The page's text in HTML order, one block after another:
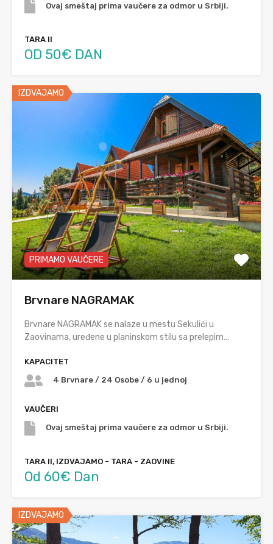
Ovaj smeštaj prima vaučere za odmor u Srbiji.
TARA II
OD 50€ DAN
IZDVAJAMO
PRIMAMO VAUČERE
Brvnare NAGRAMAK
Brvnare NAGRAMAK se nalaze u mestu Sekulići u
Zaovinama, uređene u planinskom stilu sa prelepim…
KAPACITET
4 Brvnare / 24 Osobe / 6 u jednoj
VAUČERI
Ovaj smeštaj prima vaučere za odmor u Srbiji.
TARA II, IZDVAJAMO - TARA - ZAOVINE
Od 60€ Dan
IZDVAJAMO